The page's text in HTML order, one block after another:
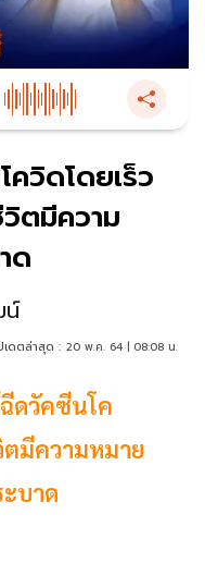
วิดโดยเร็ว
ตมีความ
ด
น์
ดตล่าสุด : 20 พ.ค. 64 | 08:08 น.
ดวัคซีนโค
ตมีความหมาย
บาด